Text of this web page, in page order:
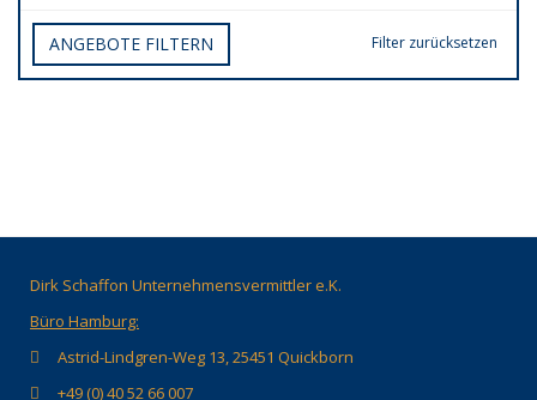
Filter zurücksetzen
ANGEBOTE FILTERN
Dirk Schaffon Unternehmensvermittler e.K.
Büro Hamburg:
Astrid-Lindgren-Weg 13, 25451 Quickborn
+49 (0) 40 52 66 007